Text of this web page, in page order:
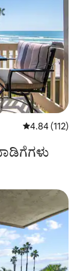
5 ರಲ್ಲಿ 4.84
4.84 (112)